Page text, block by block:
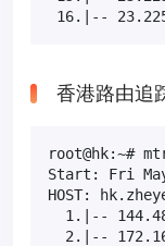
16.|--
香港路由追
root@hk:~#
Start: Fri
HOST:
1.|--
2.|--